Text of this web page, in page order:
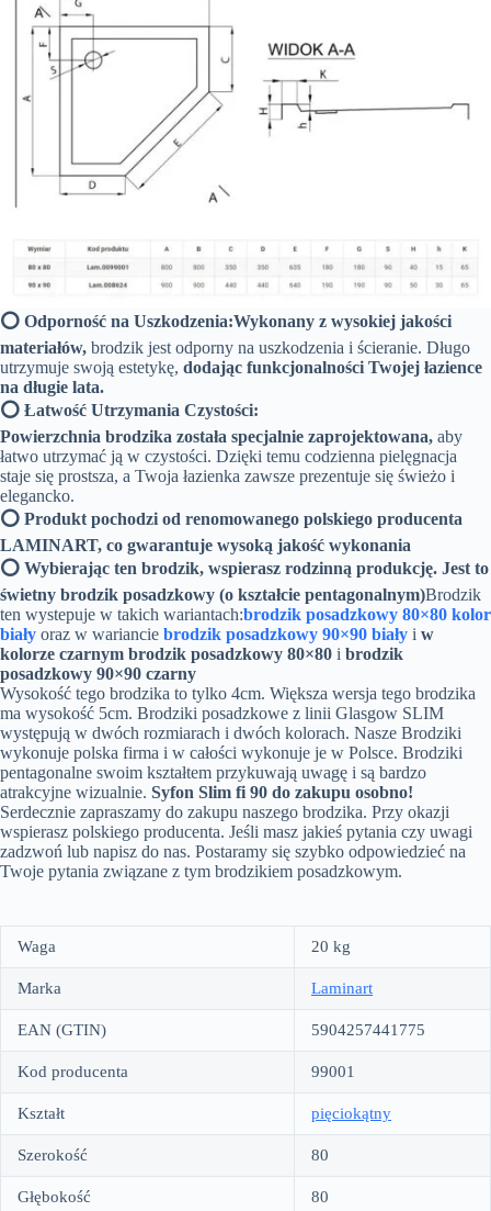
⭕ Odporność na Uszkodzenia:Wykonany z wysokiej jakości
materiałów, brodzik jest odporny na uszkodzenia i ścieranie. Długo
utrzymuje swoją estetykę, dodając funkcjonalności Twojej łazience
na długie lata.
⭕ Łatwość Utrzymania Czystości:
Powierzchnia brodzika została specjalnie zaprojektowana, aby
łatwo utrzymać ją w czystości. Dzięki temu codzienna pielęgnacja
staje się prostsza, a Twoja łazienka zawsze prezentuje się świeżo i
elegancko.
⭕ Produkt pochodzi od renomowanego polskiego producenta
LAMINART, co gwarantuje wysoką jakość wykonania
⭕ Wybierając ten brodzik, wspierasz rodzinną produkcję. Jest to
świetny brodzik posadzkowy (o kształcie pentagonalnym)Brodzik
ten wystepuje w takich wariantach:brodzik posadzkowy 80×80 kolor
biały oraz w wariancie brodzik posadzkowy 90×90 biały i w
kolorze czarnym brodzik posadzkowy 80×80 i brodzik
posadzkowy 90×90 czarny
Wysokość tego brodzika to tylko 4cm. Większa wersja tego brodzika
ma wysokość 5cm. Brodziki posadzkowe z linii Glasgow SLIM
występują w dwóch rozmiarach i dwóch kolorach. Nasze Brodziki
wykonuje polska firma i w całości wykonuje je w Polsce. Brodziki
pentagonalne swoim kształtem przykuwają uwagę i są bardzo
atrakcyjne wizualnie. Syfon Slim fi 90 do zakupu osobno!
Serdecznie zapraszamy do zakupu naszego brodzika. Przy okazji
wspierasz polskiego producenta. Jeśli masz jakieś pytania czy uwagi
zadzwoń lub napisz do nas. Postaramy się szybko odpowiedzieć na
Twoje pytania związane z tym brodzikiem posadzkowym.
Waga 20 kg
Marka Laminart
EAN (GTIN) 5904257441775
Kod producenta 99001
Kształt pięciokątny
Szerokość 80
Głębokość 80